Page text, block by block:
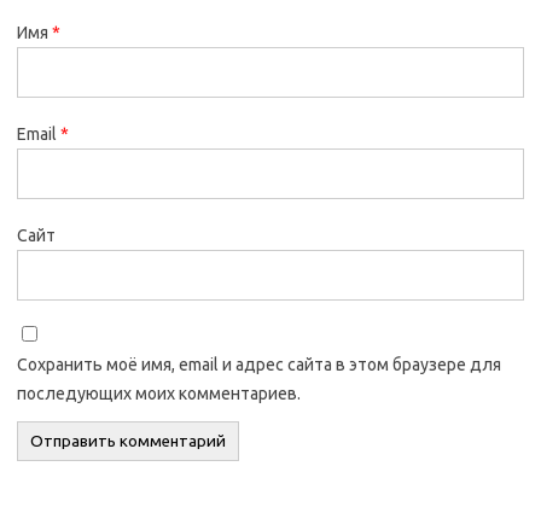
Имя *
Email *
Сайт
Сохранить моё имя, email и адрес сайта в этом браузере для
последующих моих комментариев.